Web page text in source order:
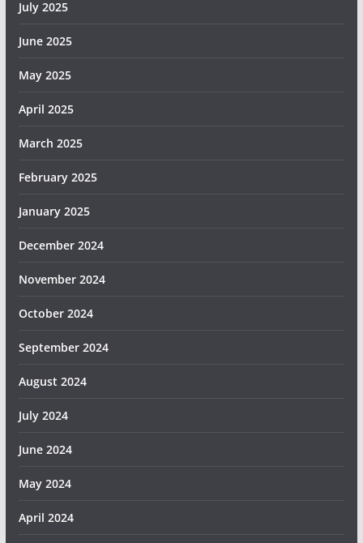
July 2025
June 2025
May 2025
April 2025
March 2025
February 2025
January 2025
December 2024
November 2024
October 2024
September 2024
August 2024
July 2024
June 2024
May 2024
April 2024